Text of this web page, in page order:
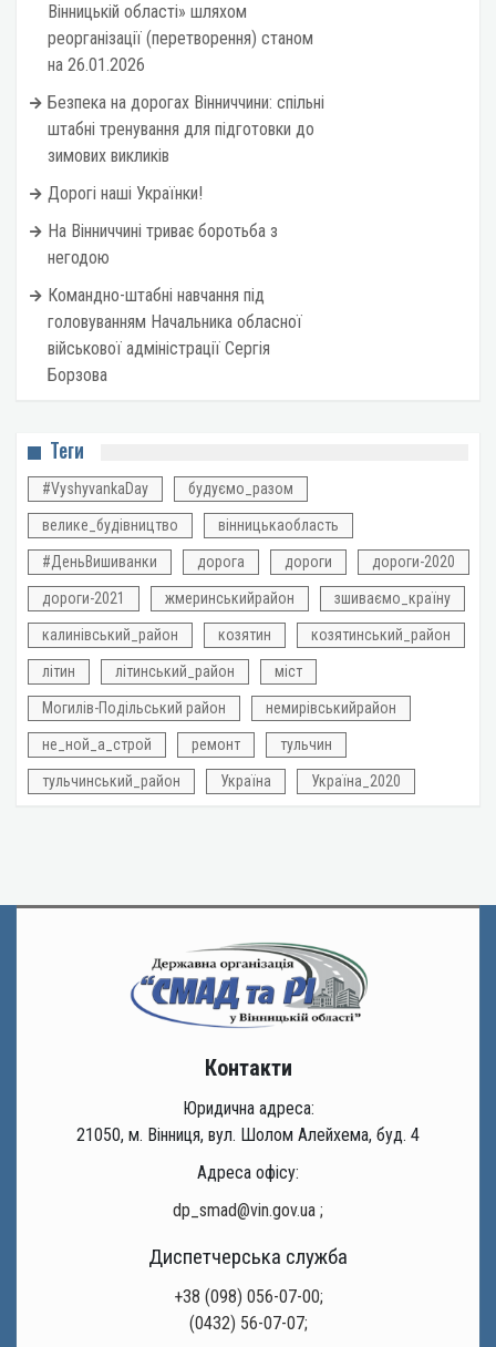
Вінницькій області» шляхом
реорганізації (перетворення) станом
на 26.01.2026
Безпека на дорогах Вінниччини: спільні
штабні тренування для підготовки до
зимових викликів
Дорогі наші Українки!
На Вінниччині триває боротьба з
негодою
Командно-штабні навчання під
головуванням Начальника обласної
військової адміністрації Сергія
Борзова
Теги
#VyshyvankaDay будуємо_разом
велике_будівництво вінницькаобласть
#ДеньВишиванки дорога дороги дороги-2020
дороги-2021 жмеринськийрайон зшиваємо_країну
калинівський_район козятин козятинський_район
літин літинський_район міст
Могилів-Подільський район немирівськийрайон
не_ной_а_строй ремонт тульчин
тульчинський_район Україна Україна_2020
Контакти
Юридична адреса:
21050, м. Вінниця, вул. Шолом Алейхема, буд. 4
Адреса офісу:
dp_smad@vin.gov.ua ;
Диспетчерська служба
+38 (098) 056-07-00;
(0432) 56-07-07;